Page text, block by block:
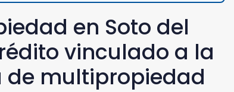
en Soto del
vinculado a la
de multipropiedad